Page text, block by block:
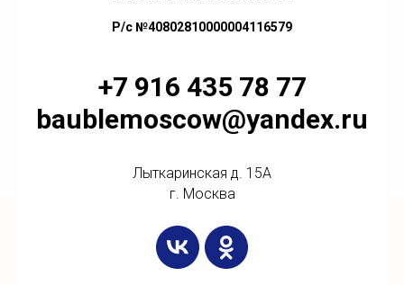
Р/с №40802810000004116579
+7 916 435 78 77
baublemoscow@yandex.ru
Лыткаринская д. 15А
г. Москва